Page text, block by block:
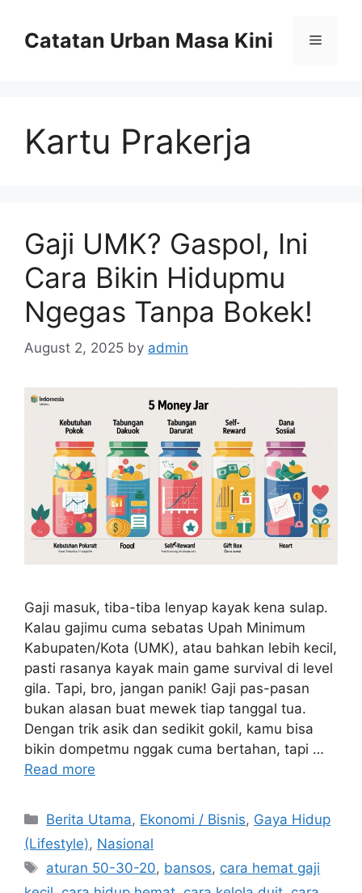
contentCatatan Urban Masa Kini Menu
Kartu Prakerja
Gaji UMK? Gaspol, Ini
Cara Bikin Hidupmu
Ngegas Tanpa Bokek!
August 2, 2025 by admin
Gaji masuk, tiba-tiba lenyap kayak kena sulap.
Kalau gajimu cuma sebatas Upah Minimum
Kabupaten/Kota (UMK), atau bahkan lebih kecil,
pasti rasanya kayak main game survival di level
gila. Tapi, bro, jangan panik! Gaji pas-pasan
bukan alasan buat mewek tiap tanggal tua.
Dengan trik asik dan sedikit gokil, kamu bisa
bikin dompetmu nggak cuma bertahan, tapi …
Read more
C
e
Berita Utama, Ekonomi / Bisnis, Gaya Hidup
(Lifestyle), Nasional
T
a
aturan 50-30-20, bansos, cara hemat gaji